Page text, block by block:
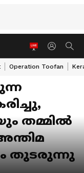
Operation Toofan
തമ്മിൽ
തുടരുന്നു